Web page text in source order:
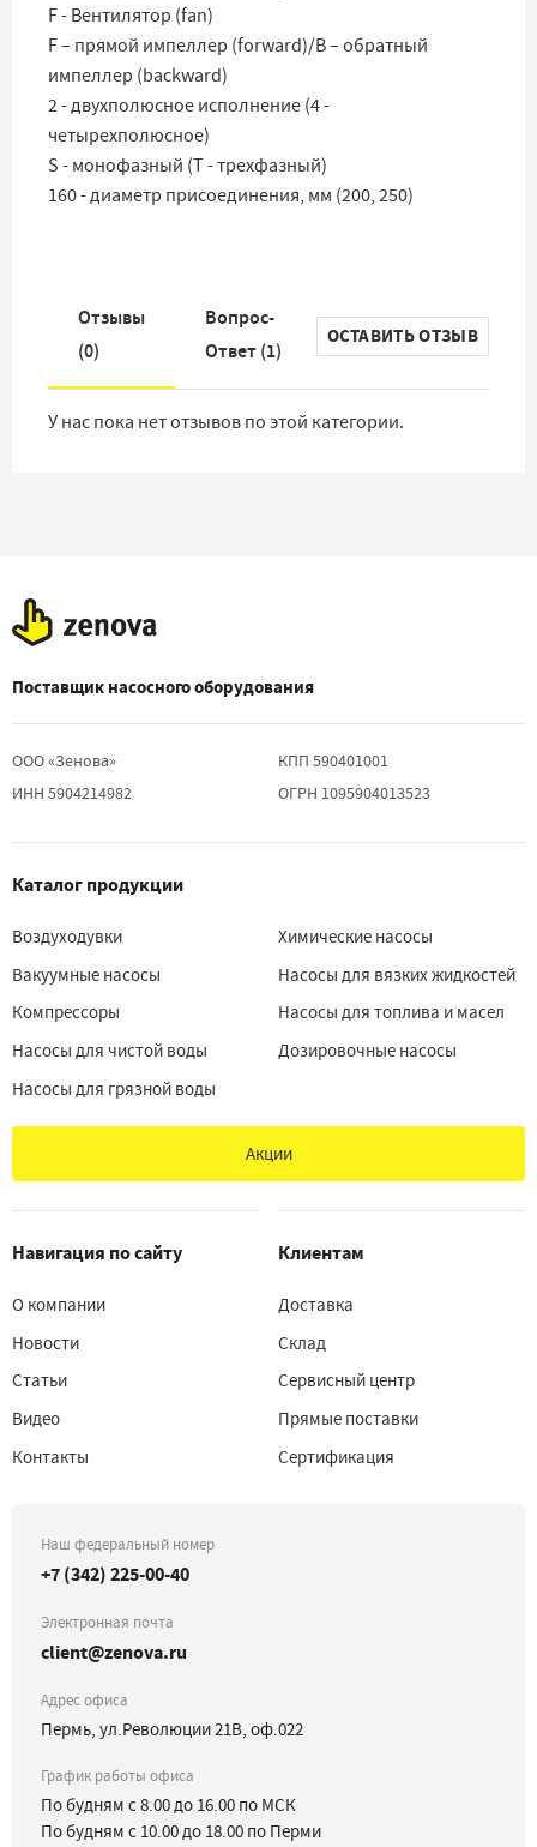
F - Вентилятор (fan)
F – прямой импеллер (forward)/B – обратный
импеллер (backward)
2 - двухполюсное исполнение (4 -
четырехполюсное)
S - монофазный (Т - трехфазный)
160 - диаметр присоединения, мм (200, 250)
Отзывы
(0)
Вопрос-
Ответ(1)
ОСТАВИТЬ ОТЗЫВ
У нас пока нет отзывов по этой категории.
Поставщик насосного оборудования
ООО «Зенова»
ИНН 5904214982
КПП 590401001
ОГРН 1095904013523
Каталог продукции
Воздуходувки
Вакуумные насосы
Компрессоры
Насосы для чистой воды
Насосы для грязной воды
Химические насосы
Насосы для вязких жидкостей
Насосы для топлива и масел
Дозировочные насосы
Акции
Навигация по сайту
О компании
Новости
Статьи
Видео
Контакты
Клиентам
Доставка
Склад
Сервисный центр
Прямые поставки
Сертификация
Наш федеральный номер
+7 (342) 225-00-40
Электронная почта
client@zenova.ru
Адрес офиса
Пермь, ул.Революции 21В, оф.022
График работы офиса
По будням с 8.00 до 16.00 по МСК
По будням с 10.00 до 18.00 по Перми